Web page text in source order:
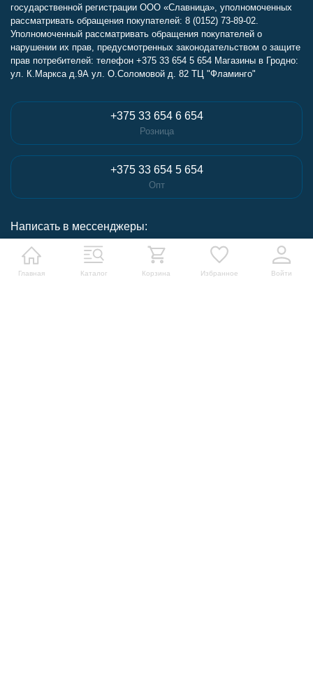
Главная Каталог Корзина Избранное Войти
государственной регистрации ООО «Славница», уполномоченных
рассматривать обращения покупателей: 8 (0152) 73-89-02.
Уполномоченный рассматривать обращения покупателей о
нарушении их прав, предусмотренных законодательством о защите
прав потребителей: телефон +375 33 654 5 654 Магазины в Гродно:
ул. К.Маркса д.9А ул. О.Соломовой д. 82 ТЦ "Фламинго"
+375 33 654 6 654
Розница
+375 33 654 5 654
Опт
Написать в мессенджеры:
Написать в Telegram